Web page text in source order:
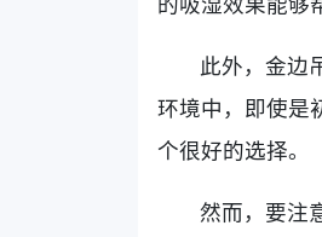
此外，金边
环境中，即使是
个很好的选择。
然而，要注